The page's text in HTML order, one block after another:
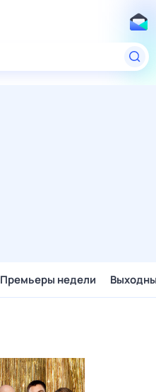
Премьеры недели